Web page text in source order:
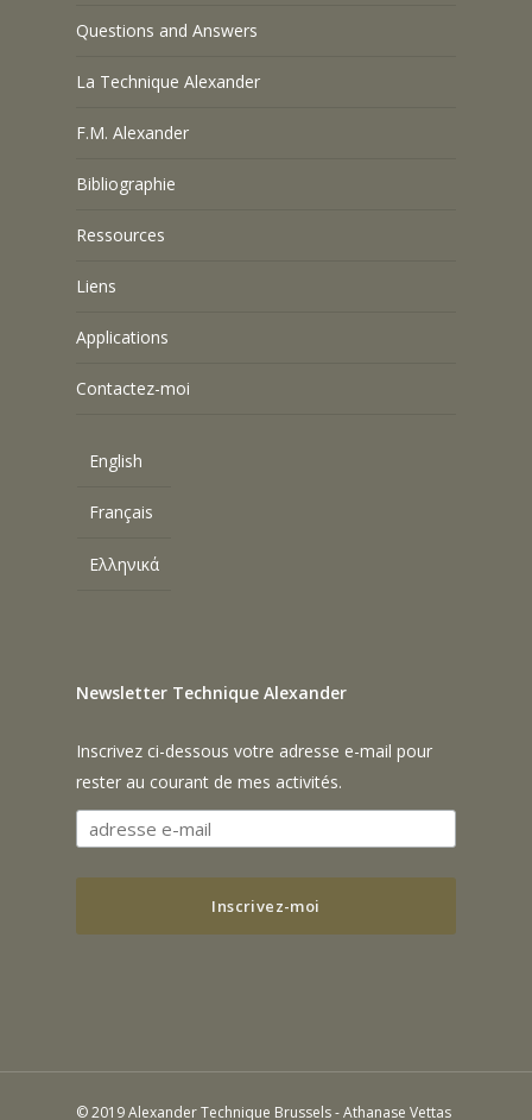
Questions and Answers
La Technique Alexander
F.M. Alexander
Bibliographie
Ressources
Liens
Applications
Contactez-moi
English
Français
Ελληνικά
Newsletter Technique Alexander
Inscrivez ci-dessous votre adresse e-mail pour
rester au courant de mes activités.
© 2019 Alexander Technique Brussels - Athanase Vettas